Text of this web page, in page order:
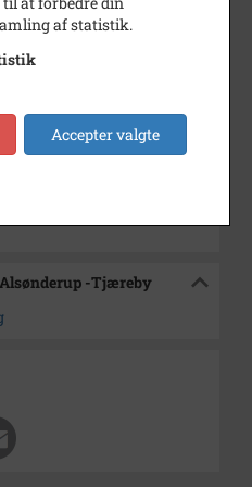
Rubæk Hansen
Alsønderup -
-Tjæreby
af statistik.
Accepter valgte